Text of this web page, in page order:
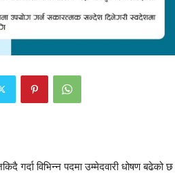
गर्दा विभिन्न पदमा उम्मेदवारी धोषण बढेको